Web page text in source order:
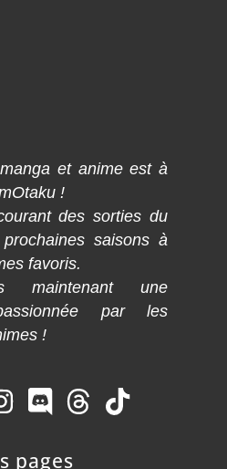
manga et anime est à
!
des sorties du
saisons à
favoris.
maintenant une
par les
!
pages